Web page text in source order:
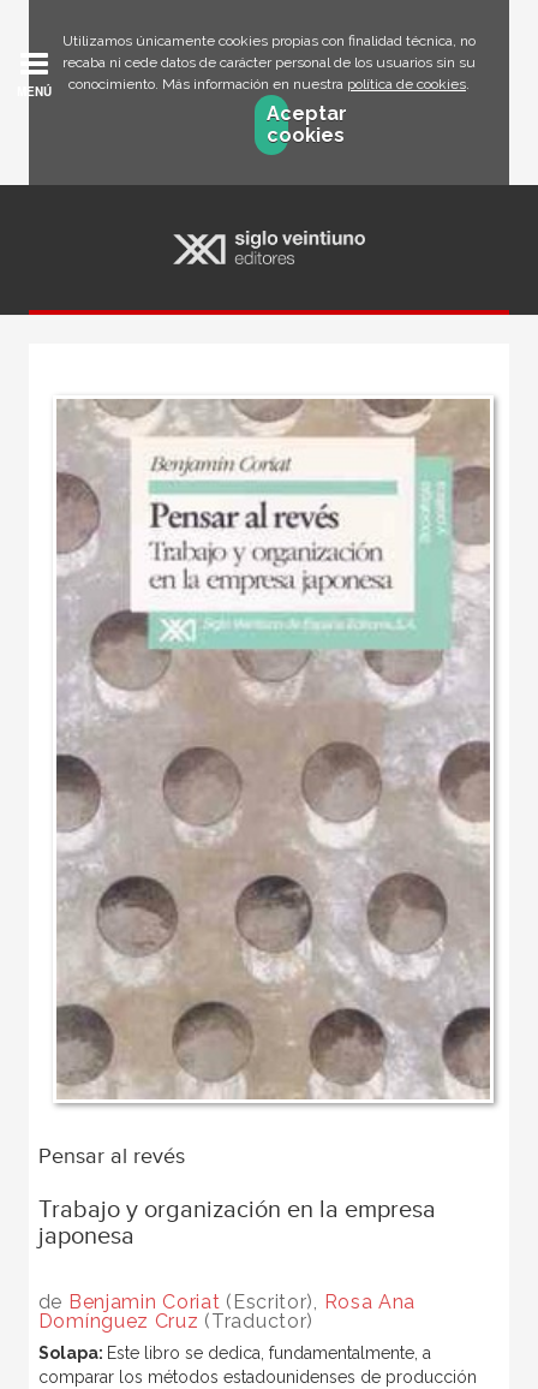
Utilizamos únicamente cookies propias con finalidad técnica, no
recaba ni cede datos de carácter personal de los usuarios sin su
conocimiento. Más información en nuestra política de cookies.
Aceptar
cookies
MENÚ
Pensar al revés
Trabajo y organización en la empresa
japonesa
de Benjamin Coriat (Escritor), Rosa Ana
Domínguez Cruz (Traductor)
Solapa: Este libro se dedica, fundamentalmente, a
comparar los métodos estadounidenses de producción